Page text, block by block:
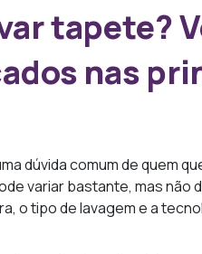
tapete?
nas
dúvida comum de quem
variar bastante, mas não
o tipo de lavagem e a